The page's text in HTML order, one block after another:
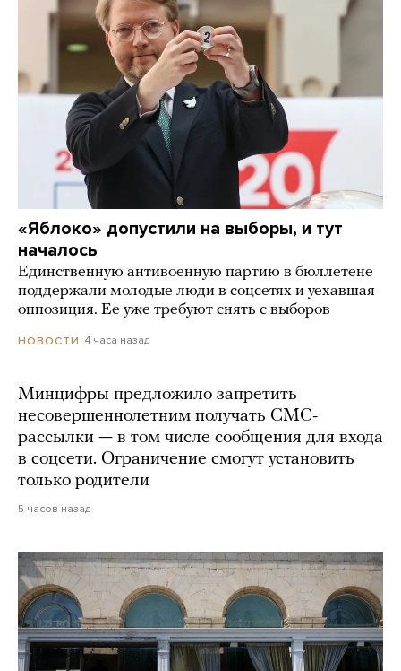
«Яблоко» допустили на выборы, и тут
началось
Единственную антивоенную партию в бюллетене
поддержали молодые люди в соцсетях и уехавшая
оппозиция. Ее уже требуют снять с выборов
НОВОСТИ 4 часа назад
Минцифры предложило запретить
несовершеннолетним получать СМС-
рассылки — в том числе сообщения для входа
в соцсети. Ограничение смогут установить
только родители
5 часов назад